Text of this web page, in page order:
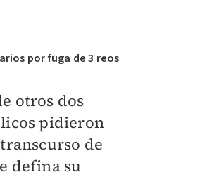
por fuga de 3 reos
otros dos
pidieron
de
defina su